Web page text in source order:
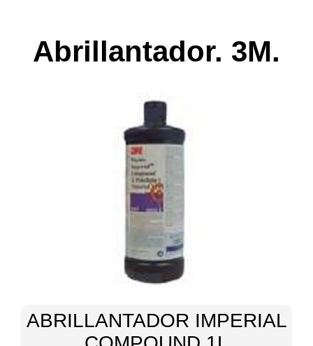
Abrillantador. 3M.
ABRILLANTADOR IMPERIAL